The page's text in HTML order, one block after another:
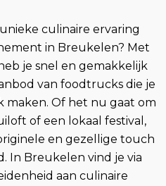
culinaire ervaring
in Breukelen? Met
je snel en gemakkelijk
van foodtrucks die je
Of het nu gaat om
of een lokaal festival,
en gezellige touch
In Breukelen vind je via
aan culinaire